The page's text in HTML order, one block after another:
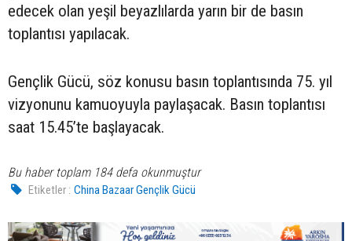
edecek olan yeşil beyazlılarda yarın bir de basın
toplantısı yapılacak.
Gençlik Gücü, söz konusu basın toplantısında 75. yıl
vizyonunu kamuoyuyla paylaşacak. Basın toplantısı
saat 15.45’te başlayacak.
Bu haber toplam 184 defa okunmuştur
Etiketler : China Bazaar Gençlik Gücü